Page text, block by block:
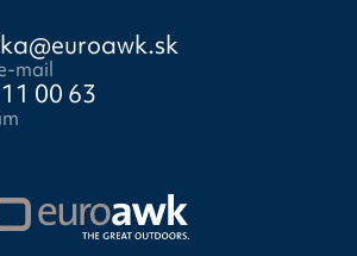
mail
00 63